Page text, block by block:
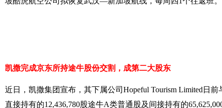
凯撒完成京东所持途牛股份交割，成第二大股东
近日，凯撒集团宣布，其下属公司Hopeful Tourism Limited日
直接持有的12,436,780股途牛A类普通股及间接持有的